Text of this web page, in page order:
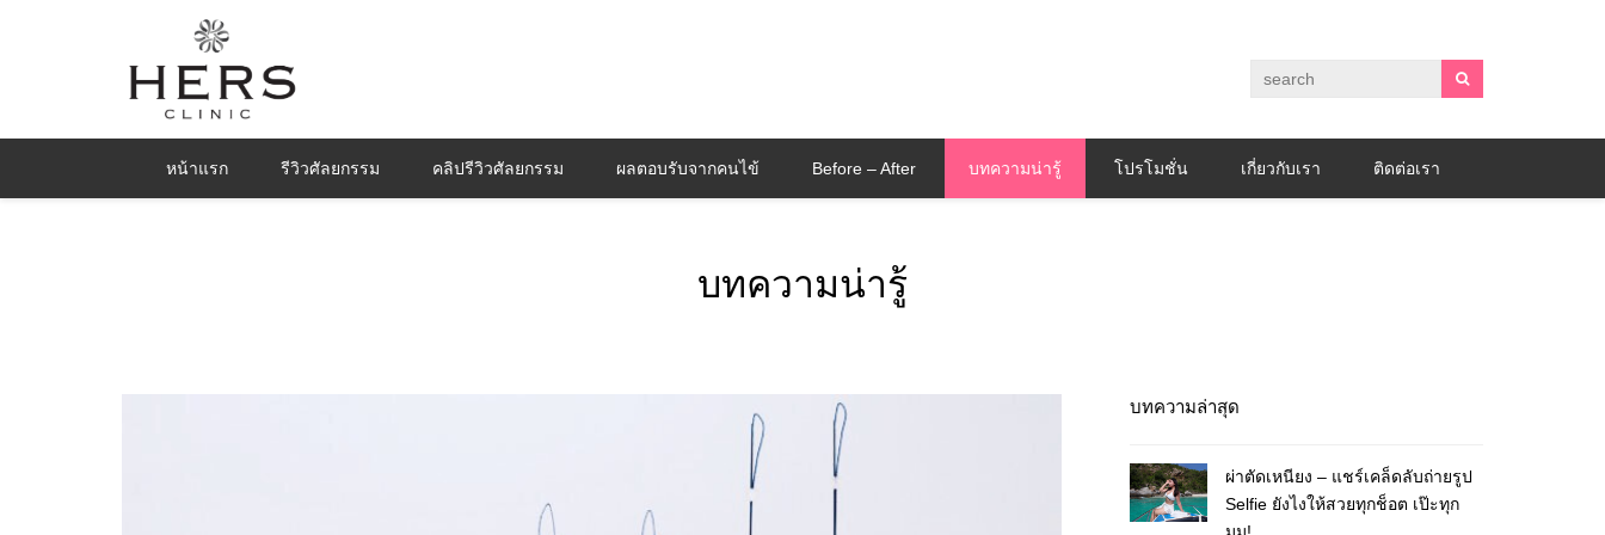
หน้าแรก รีวิวศัลยกรรม คลิปรีวิวศัลยกรรม ผลตอบรับจากคนไข้ Before – After บทความน่ารู้ โปรโมชั่น เกี่ยวกับเรา ติดต่อเรา
บทความน่ารู้
บทความล่าสุด
ผ่าตัดเหนียง – แชร์เคล็ดลับถ่ายรูป
Selfie ยังไงให้สวยทุกช็อต เป๊ะทุก